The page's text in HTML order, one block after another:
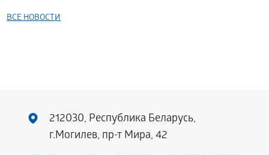
ВСЕ НОВОСТИ
212030, Республика Беларусь,
г.Могилев, пр-т Мира, 42